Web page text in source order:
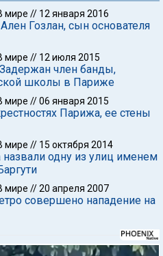
мире // 12 января 2016
Гозлан, сын основателя
мире // 12 июля 2015
член банды,
школы в Париже
мире //06 января 2015
Парижа, ее стены
мире // 15 октября 2014
одну из улиц именем
мире //20 апреля 2007
совершено нападение на